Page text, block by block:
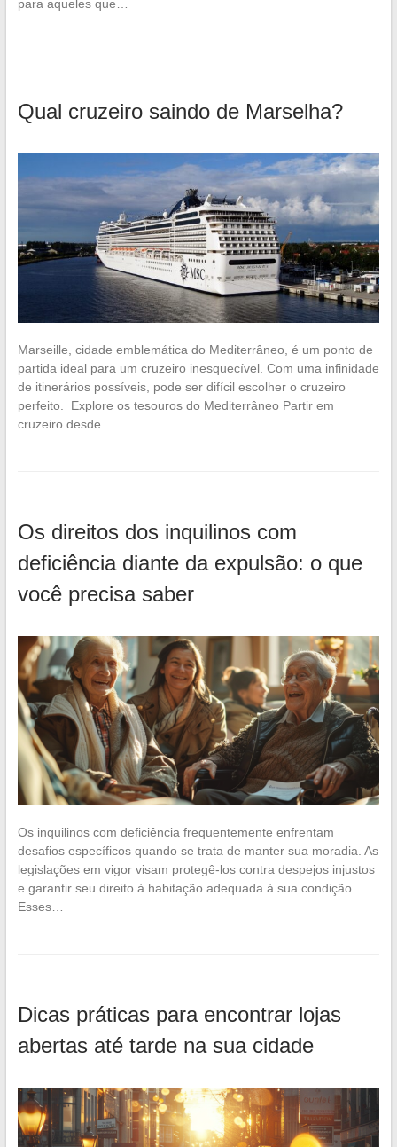
para aqueles que…
Qual cruzeiro saindo de Marselha?
Marseille, cidade emblemática do Mediterrâneo, é um ponto de
partida ideal para um cruzeiro inesquecível. Com uma infinidade
de itinerários possíveis, pode ser difícil escolher o cruzeiro
perfeito. Explore os tesouros do Mediterrâneo Partir em
cruzeiro desde…
Os direitos dos inquilinos com
deficiência diante da expulsão: o que
você precisa saber
Os inquilinos com deficiência frequentemente enfrentam
desafios específicos quando se trata de manter sua moradia. As
legislações em vigor visam protegê-los contra despejos injustos
e garantir seu direito à habitação adequada à sua condição.
Esses…
Dicas práticas para encontrar lojas
abertas até tarde na sua cidade